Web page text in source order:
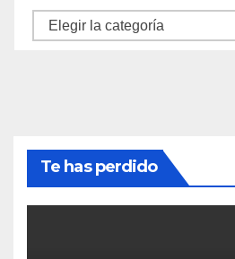
Categorías
Te has perdido